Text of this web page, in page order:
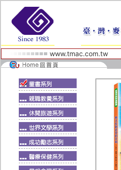
www.tmac.com.tw